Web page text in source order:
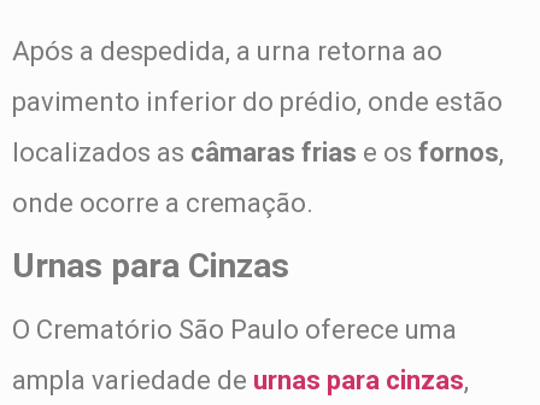
Após a despedida, a urna retorna ao
pavimento inferior do prédio, onde estão
localizados as câmaras frias e os fornos,
onde ocorre a cremação.
Urnas para Cinzas
O Crematório São Paulo oferece uma
ampla variedade de urnas para cinzas,